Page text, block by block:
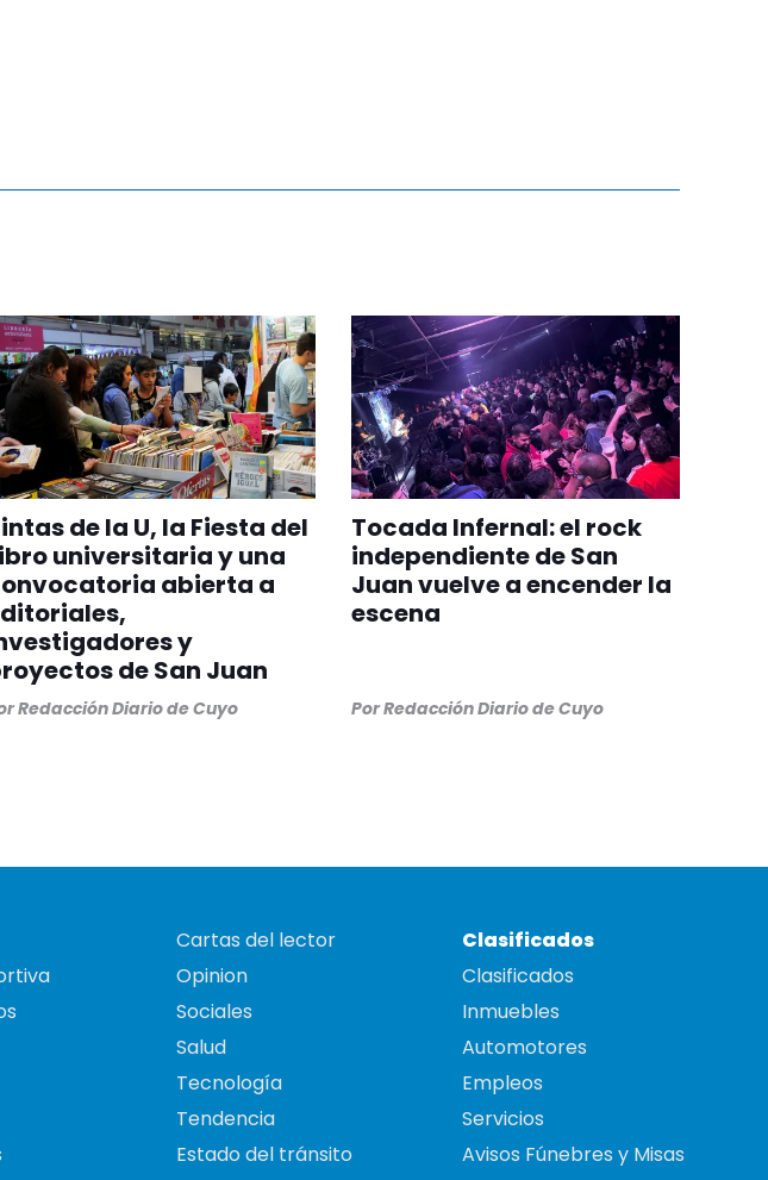
de la U, la Fiesta del
universitaria y una
abierta a
y
de San Juan
Redacción Diario de Cuyo
Tocada Infernal: el rock
independiente de San
Juan vuelve a encender la
escena
PorRedacción Diario de Cuyo
Cartas del lector
Opinion
Sociales
Salud
Tecnología
Tendencia
Estado del tránsito
Clasificados
Clasificados
Inmuebles
Automotores
Empleos
Servicios
Avisos Fúnebres y Misas